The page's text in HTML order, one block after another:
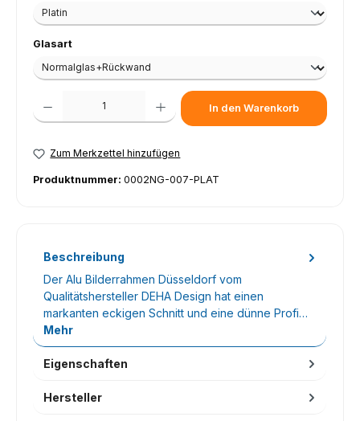
Glasartauswählen
Produkt Anzahl: Gib den gewünschten Wert ein oder benutze die
In den Warenkorb
Zum Merkzettel hinzufügen
Produktnummer: 0002NG-007-PLAT
Beschreibung
Der Alu Bilderrahmen Düsseldorf vom
Qualitätshersteller DEHA Design hat einen
markanten eckigen Schnitt und eine dünne Profi…
Mehr
Eigenschaften
Hersteller